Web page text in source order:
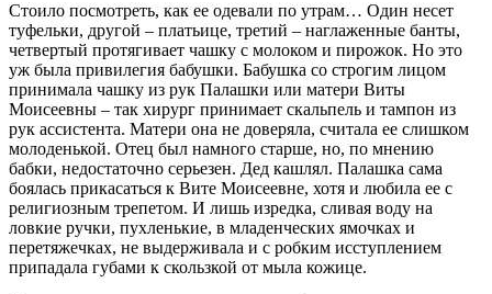
Стоило посмотреть, как ее одевали по утрам… Один несет
туфельки, другой – платьице, третий – наглаженные банты,
четвертый протягивает чашку с молоком и пирожок. Но это
уж была привилегия бабушки. Бабушка со строгим лицом
принимала чашку из рук Палашки или матери Виты
Моисеевны – так хирург принимает скальпель и тампон из
рук ассистента. Матери она не доверяла, считала ее слишком
молоденькой. Отец был намного старше, но, по мнению
бабки, недостаточно серьезен. Дед кашлял. Палашка сама
боялась прикасаться к Вите Моисеевне, хотя и любила ее с
религиозным трепетом. И лишь изредка, сливая воду на
ловкие ручки, пухленькие, в младенческих ямочках и
перетяжечках, не выдерживала и с робким исступлением
припадала губами к скользкой от мыла кожице.